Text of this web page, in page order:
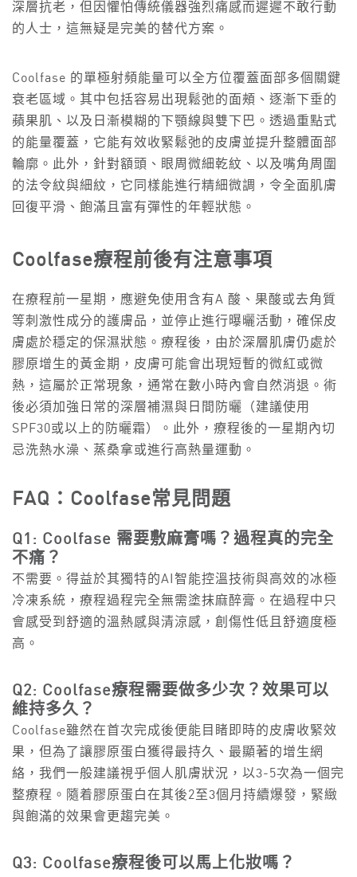
深層抗老，但因懼怕傳統儀器強烈痛感而遲遲不敢行動
的人士，這無疑是完美的替代方案。
Coolfase 的單極射頻能量可以全方位覆蓋面部多個關鍵
衰老區域。其中包括容易出現鬆弛的面頰、逐漸下垂的
蘋果肌、以及日漸模糊的下顎線與雙下巴。透過重點式
的能量覆蓋，它能有效收緊鬆弛的皮膚並提升整體面部
輪廓。此外，針對額頭、眼周微細乾紋、以及嘴角周圍
的法令紋與細紋，它同樣能進行精細微調，令全面肌膚
回復平滑、飽滿且富有彈性的年輕狀態。
Coolfase療程前後有注意事項
在療程前一星期，應避免使用含有A 酸、果酸或去角質
等刺激性成分的護膚品，並停止進行曝曬活動，確保皮
膚處於穩定的保濕狀態。療程後，由於深層肌膚仍處於
膠原增生的黃金期，皮膚可能會出現短暫的微紅或微
熱，這屬於正常現象，通常在數小時內會自然消退。術
後必須加強日常的深層補濕與日間防曬（建議使用
SPF30或以上的防曬霜）。此外，療程後的一星期內切
忌洗熱水澡、蒸桑拿或進行高熱量運動。
FAQ：Coolfase常見問題
Q1: Coolfase 需要敷麻膏嗎？過程真的完全
不痛？
不需要。得益於其獨特的AI智能控溫技術與高效的冰極
冷凍系統，療程過程完全無需塗抹麻醉膏。在過程中只
會感受到舒適的溫熱感與清涼感，創傷性低且舒適度極
高。
Q2: Coolfase療程需要做多少次？效果可以
維持多久？
Coolfase雖然在首次完成後便能目睹即時的皮膚收緊效
果，但為了讓膠原蛋白獲得最持久、最顯著的增生網
絡，我們一般建議視乎個人肌膚狀況，以3-5次為一個完
整療程。隨着膠原蛋白在其後2至3個月持續爆發，緊緻
與飽滿的效果會更趨完美。
Q3: Coolfase療程後可以馬上化妝嗎？